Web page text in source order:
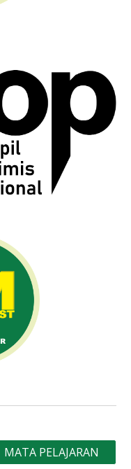
MATA PELAJARAN